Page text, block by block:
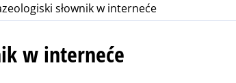
słownik w interneće
w interneće